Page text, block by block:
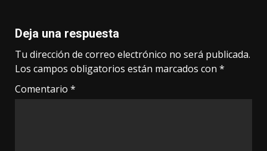
Deja una respuesta
Tu dirección de correo electrónico no será publicada.
Los campos obligatorios están marcados con *
Comentario *